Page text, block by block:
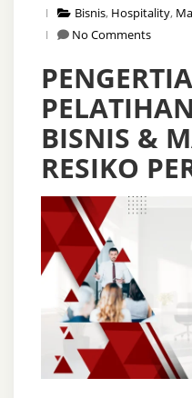
Bisnis, Hospitality,
No Comments
BISNIS &
RESIKO